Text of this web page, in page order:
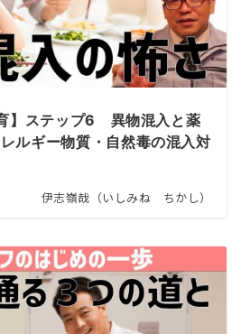
】ステップ6 異物混入と薬
ルギー物質・自然毒の混入対
伊志嶺哉（いしみね ちかし）